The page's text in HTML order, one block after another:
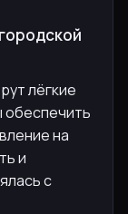
лёгкие
обеспечить
на
и
с